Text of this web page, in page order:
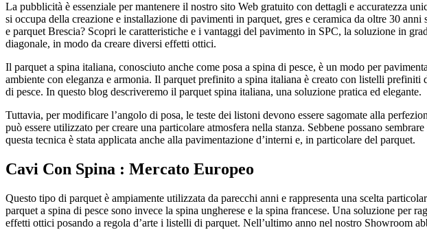
La pubblicità è essenziale per mantenere il nostro sito Web gratuito con dettagli e accuratezza
si occupa della creazione e installazione di pavimenti in parquet, gres e ceramica da oltre 30
e parquet Brescia? Scopri le caratteristiche e i vantaggi del pavimento in SPC, la soluzione in
diagonale, in modo da creare diversi effetti ottici.
Il parquet a spina italiana, conosciuto anche come posa a spina di pesce, è un modo per
ambiente con eleganza e armonia. Il parquet prefinito a spina italiana è creato con listelli
di pesce. In questo blog descriveremo il parquet spina italiana, una soluzione pratica ed elegante.
Tuttavia, per modificare l’angolo di posa, le teste dei listoni devono essere sagomate alla
può essere utilizzato per creare una particolare atmosfera nella stanza. Sebbene possano
questa tecnica è stata applicata anche alla pavimentazione d’interni e, in particolare del parquet.
Cavi Con Spina : Mercato Europeo
Questo tipo di parquet è ampiamente utilizzata da parecchi anni e rappresenta una scelta
parquet a spina di pesce sono invece la spina ungherese e la spina francese. Una soluzione per
effetti ottici posando a regola d’arte i listelli di parquet. Nell’ultimo anno nel nostro Showroom